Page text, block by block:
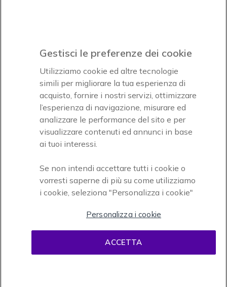
Accettiamo
Onedirect, azienda del gruppo INCEPT
Condizioni di vendita
Gestisci le preferenze dei cookie
Utilizziamo cookie ed altre tecnologie
simili per migliorare la tua esperienza di
acquisto, fornire i nostri servizi, ottimizzare
l’esperienza di navigazione, misurare ed
analizzare le performance del sito e per
visualizzare contenuti ed annunci in base
ai tuoi interessi.
Se non intendi accettare tutti i cookie o
vorresti saperne di più su come utilizziamo
i cookie, seleziona "Personalizza i cookie"
Personalizza i cookie
ACCETTA